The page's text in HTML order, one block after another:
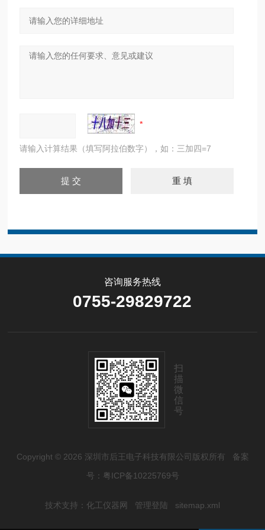
请输入计算结果（填写阿拉伯数字），如：三加四=7
咨询服务热线
0755-29829722
扫
描
微
信
号
Copyright © 2026 深圳市后王电子科技有限公司版权所有 备案
号：粤ICP备10225769号
技术支持： 化工仪器网 管理登陆 sitemap.xml